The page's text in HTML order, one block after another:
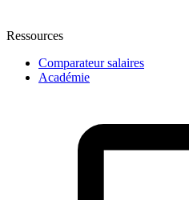
Ressources
Comparateur salaires
Académie